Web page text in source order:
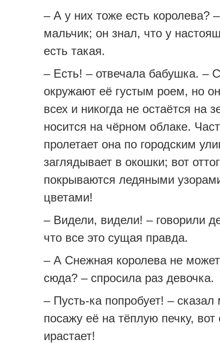
– А у них тоже есть королева?
мальчик; он знал, что у
есть такая.
– Есть! – отвечала бабушка. –
окружают её густым роем, но
всех и никогда не остаётся на
носится на чёрном облаке.
пролетает она по городским
заглядывает в окошки; вот
покрываются ледяными
цветами!
– Видели, видели! – говорили
что все это сущая правда.
– А Снежная королева не
сюда? – спросила раз девочка.
– Пусть-ка попробует! –
посажу её на тёплую печку, вот
ирастает!